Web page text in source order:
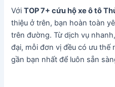
VớiTOP 7+ cứu hộ xe ô tô
thiệu ở trên, bạn hoàn toàn
trên đường. Từ dịch vụ
đại, mỗi đơn vị đều có ưu thế
gần bạn nhất để luôn sẵn